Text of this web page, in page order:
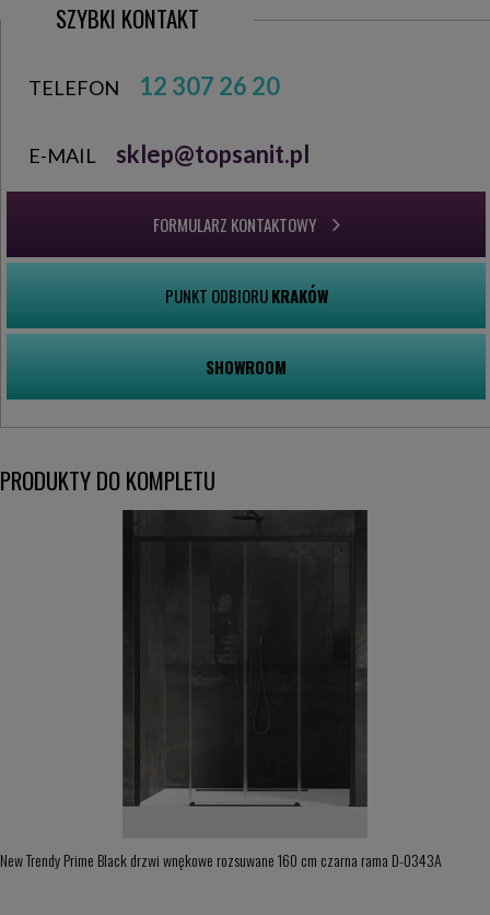
SZYBKI KONTAKT
TELEFON 12 307 26 20
E-MAIL sklep@topsanit.pl
FORMULARZ KONTAKTOWY
PUNKT ODBIORUKRAKÓW
SHOWROOM
PRODUKTY DO KOMPLETU
New Trendy Prime Black drzwi wnękowe rozsuwane 160 cm czarna rama D-0343A